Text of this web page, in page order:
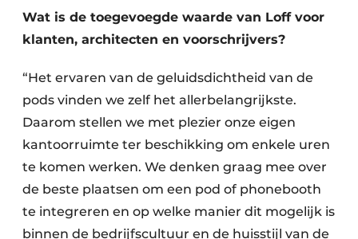
Wat is de toegevoegde waarde van Loff voor
klanten, architecten en voorschrijvers?
“Het ervaren van de geluidsdichtheid van de
pods vinden we zelf het allerbelangrijkste.
Daarom stellen we met plezier onze eigen
kantoorruimte ter beschikking om enkele uren
te komen werken. We denken graag mee over
de beste plaatsen om een pod of phonebooth
te integreren en op welke manier dit mogelijk is
binnen de bedrijfscultuur en de huisstijl van de